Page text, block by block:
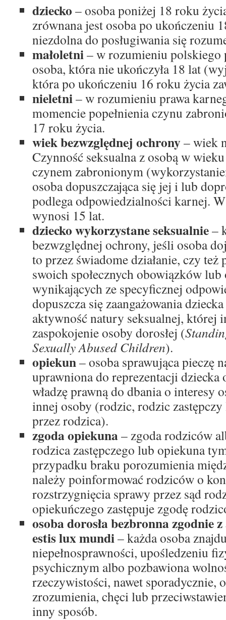
dziecko – osoba poniżej 18 roku
zrównana jest osoba po ukończeniu
niezdolna do posługiwania się
małoletni– w rozumieniu polskiego
osoba, która nie ukończyła 18 lat
która po ukończeniu 16 roku życia
nieletni– w rozumieniu prawa
momencie popełnienia czynu
17 roku życia.
wiek bezwzględnej ochrony– wiek
Czynność seksualna z osobą w
czynem zabronionym
osoba dopuszczająca się jej i lub
podlega odpowiedzialności karnej.
wynosi 15 lat.
dziecko wykorzystane seksualnie–
bezwzględnej ochrony, jeśli osoba
to przez świadome działanie, czy też
swoich społecznych obowiązków
wynikających ze specyficznej
dopuszcza się zaangażowania
aktywność natury seksualnej, której
zaspokojenie osoby dorosłej (
Sexually Abused Children).
opiekun– osoba sprawująca pieczę
uprawniona do reprezentacji dziecka
władzę prawną do dbania o interesy
innej osoby (rodzic, rodzic
przez rodzica).
zgoda opiekuna– zgoda rodziców
rodzica zastępczego lub opiekuna
przypadku braku porozumienia
należy poinformować rodziców o
rozstrzygnięcia sprawy przez sąd
opiekuńczego zastępuje zgodę
osoba dorosła bezbronna zgodnie
estis lux mundi– każda osoba
niepełnosprawności, upośledzeniu
psychicznym albo pozbawiona
rzeczywistości, nawet sporadycznie,
zrozumienia, chęci lub
inny sposób.